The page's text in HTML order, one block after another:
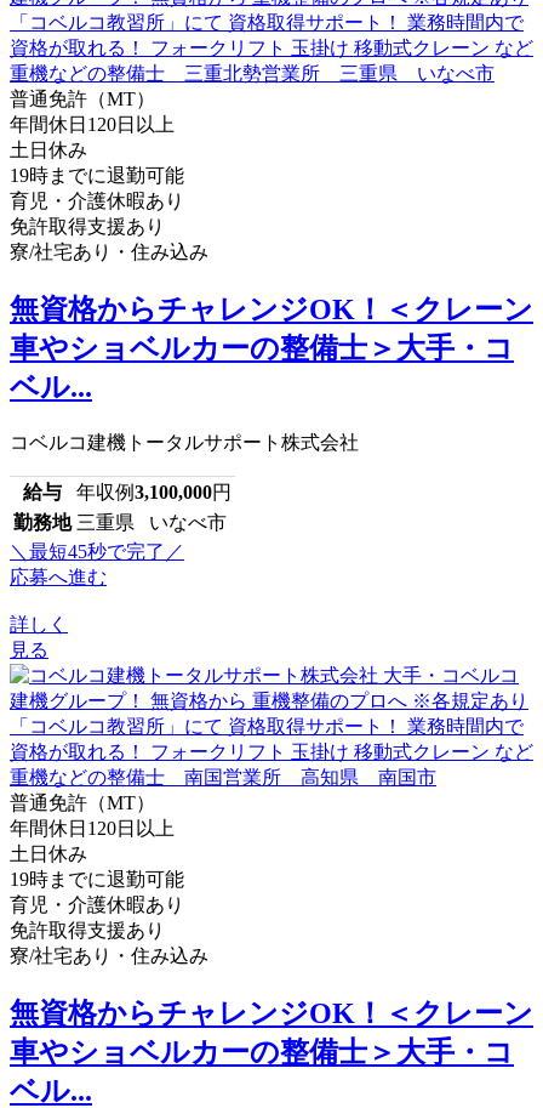
普通免許（MT）
年間休日120日以上
土日休み
19時までに退勤可能
育児・介護休暇あり
免許取得支援あり
寮/社宅あり・住み込み
無資格からチャレンジOK！＜クレーン
車やショベルカーの整備士＞大手・コ
ベル...
コベルコ建機トータルサポート株式会社
給与 年収例3,100,000円
勤務地 三重県 いなべ市
＼最短45秒で完了／
応募へ進む
詳しく
見る
普通免許（MT）
年間休日120日以上
土日休み
19時までに退勤可能
育児・介護休暇あり
免許取得支援あり
寮/社宅あり・住み込み
無資格からチャレンジOK！＜クレーン
車やショベルカーの整備士＞大手・コ
ベル...